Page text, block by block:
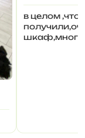
в целом ,что
шкаф,много